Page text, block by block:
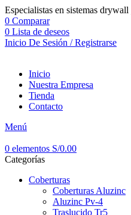
Especialistas en sistemas
0 Comparar
0 Lista de deseos
Inicio De Sesión / Registrarse
Inicio
Nuestra Empresa
Tienda
Contacto
Menú
0 elementos S/0.00
Categorías
Coberturas
Coberturas Aluzinc
Aluzinc Pv-4
Traslucido Tr5